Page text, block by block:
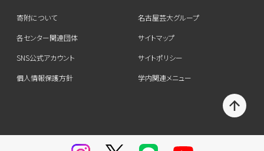
寄附について
名古屋芸大グループ
各センター関連団体
サイトマップ
SNS公式アカウント
サイトポリシー
個人情報保護方針
学内関連メニュー
O